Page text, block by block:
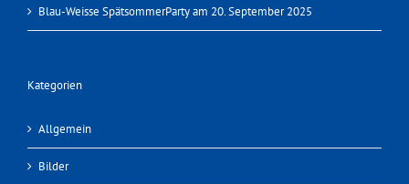
Blau-Weisse SpätsommerParty am 20. September 2025
Kategorien
Allgemein
Bilder